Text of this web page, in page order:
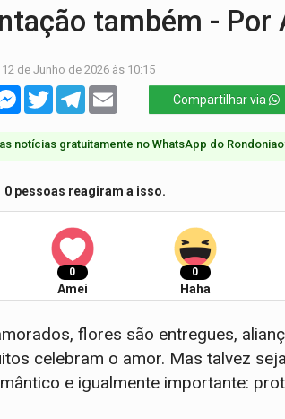
também - Por
12 de Junho de 2026 às 10:15
Messenger
TwitterTelegram Compartilhar via
notícias gratuitamente no WhatsApp do
0 pessoas reagiram a isso.
0
Amei
0
Haha
flores são entregues,
celebram o amor. Mas talvez
e igualmente importante: